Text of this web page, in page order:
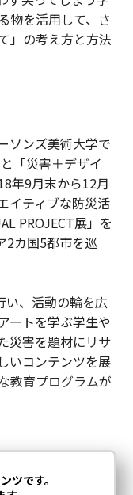
物を活用して、さ
」の考え方と方法
ソンズ美術大学で
「災害＋デザイ
年9月末から12月
イティブな防災活
PROJECT展」を
2カ国5都市を巡
い、活動の輪を広
ートを学ぶ学生や
災害を題材にリサ
いコンテンツを展
教育プログラムが